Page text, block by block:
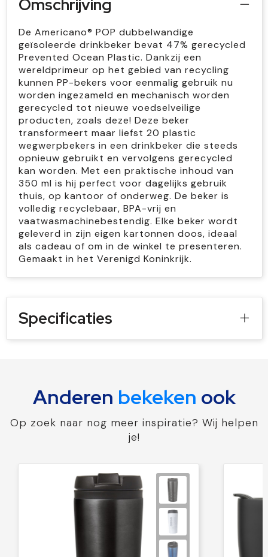
Omschrijving
De Americano® POP dubbelwandige
geïsoleerde drinkbeker bevat 47% gerecycled
Prevented Ocean Plastic. Dankzij een
wereldprimeur op het gebied van recycling
kunnen PP-bekers voor eenmalig gebruik nu
worden ingezameld en mechanisch worden
gerecycled tot nieuwe voedselveilige
producten, zoals deze! Deze beker
transformeert maar liefst 20 plastic
wegwerpbekers in een drinkbeker die steeds
opnieuw gebruikt en vervolgens gerecycled
kan worden. Met een praktische inhoud van
350 ml is hij perfect voor dagelijks gebruik
thuis, op kantoor of onderweg. De beker is
volledig recyclebaar, BPA-vrij en
vaatwasmachinebestendig. Elke beker wordt
geleverd in zijn eigen kartonnen doos, ideaal
als cadeau of om in de winkel te presenteren.
Gemaakt in het Verenigd Koninkrijk.
Specificaties
Anderen bekeken ook
Op zoek naar nog meer inspiratie? Wij helpen
je!